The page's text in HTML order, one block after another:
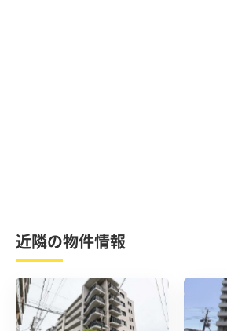
近隣の物件情報